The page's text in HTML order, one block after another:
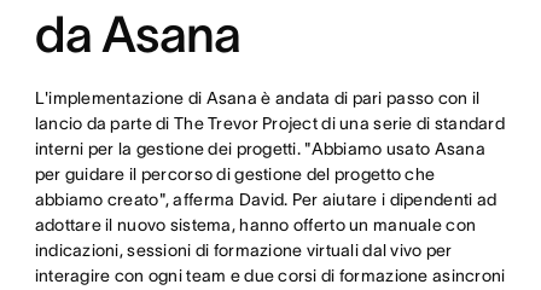
da Asana
L'implementazione di Asana è andata di pari passo con il
lancio da parte di The Trevor Project di una serie di standard
interni per la gestione dei progetti. "Abbiamo usato Asana
per guidare il percorso di gestione del progetto che
abbiamo creato", afferma David. Per aiutare i dipendenti ad
adottare il nuovo sistema, hanno offerto un manuale con
indicazioni, sessioni di formazione virtuali dal vivo per
interagire con ogni team e due corsi di formazione asincroni